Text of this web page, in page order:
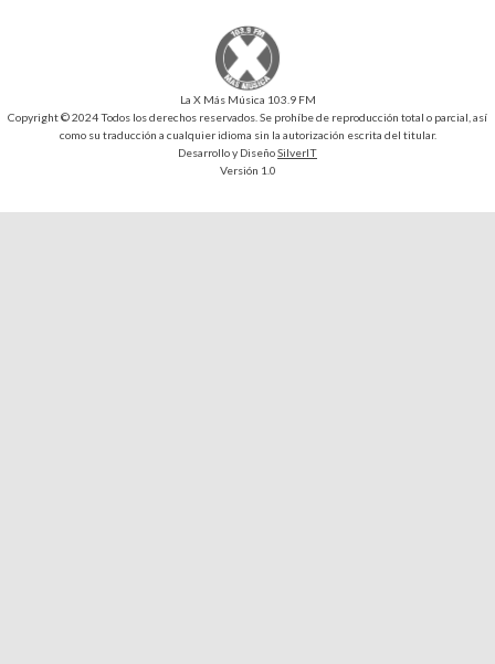
La X Más Música 103.9 FM
Copyright © 2024 Todos los derechos reservados. Se prohíbe de reproducción total o parcial, así
como su traducción a cualquier idioma sin la autorización escrita del titular.
Desarrollo y DiseñoSilverIT
Versión 1.0